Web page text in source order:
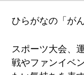
ひらがなの「が
スポーツ大会、
戦やファンイベ